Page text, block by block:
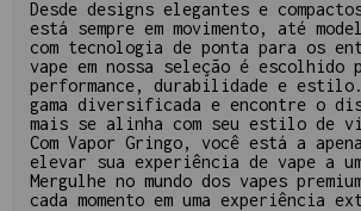
Desde designs elegantes e
está sempre em movimento, até
com tecnologia de ponta para os
vape em nossa seleção é escolhido
performance, durabilidade e
gama diversificada e encontre o
mais se alinha com seu estilo de
Com Vapor Gringo, você está a
elevar sua experiência de vape a
Mergulhe no mundo dos vapes
cada momento em uma experiência